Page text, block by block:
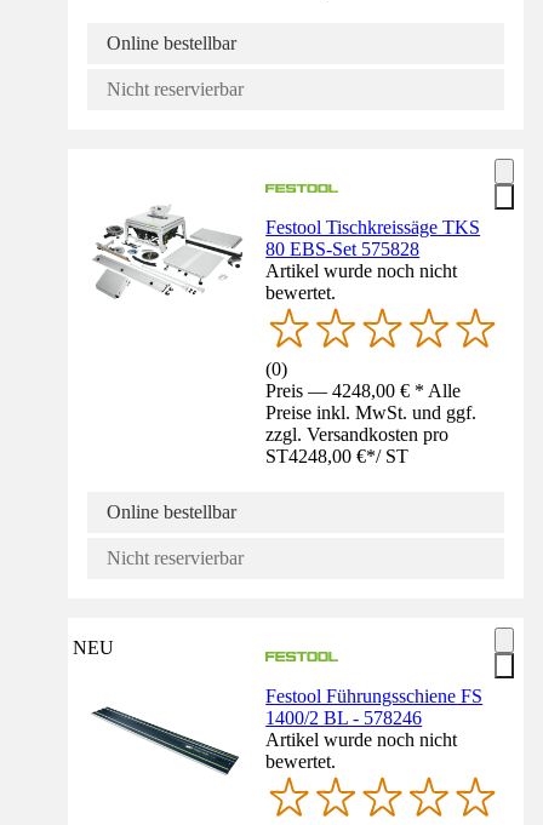
Online bestellbar
Nicht reservierbar
Festool Tischkreissäge TKS
80 EBS-Set 575828
Artikel wurde noch nicht
bewertet.
(0)
Preis — 4248,00 € * Alle
Preise inkl. MwSt. und ggf.
zzgl. Versandkosten pro
ST4248,00 €*/ ST
Online bestellbar
Nicht reservierbar
NEU
Festool Führungsschiene FS
1400/2 BL - 578246
Artikel wurde noch nicht
bewertet.